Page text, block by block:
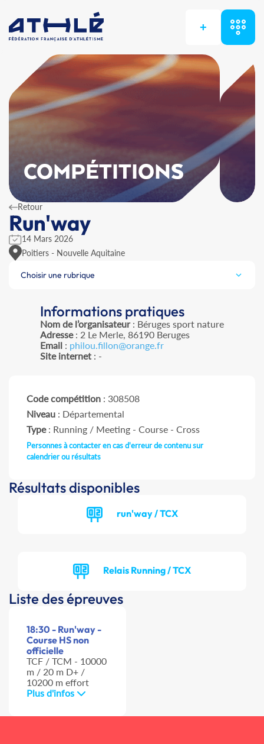
+
COMPÉTITIONS
Retour
Run'way
14 Mars 2026
Poitiers - Nouvelle Aquitaine
Choisir une rubrique
Informations pratiques
Nom de l’organisateur: Béruges sport nature
Adresse: 2 Le Merle, 86190 Beruges
Email : philou.fillon@orange.fr
Site internet : -
Code compétition : 308508
Niveau : Départemental
Type: Running / Meeting - Course - Cross
Personnes à contacter en cas d'erreur de contenu sur
calendrier ou résultats
Résultats disponibles
run'way / TCX
Relais Running / TCX
Liste des épreuves
18:30 - Run'way -
Course HS non
officielle
TCF / TCM - 10000
m / 20 m D+ /
10200 m effort
Plus d'infos